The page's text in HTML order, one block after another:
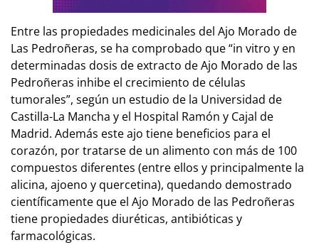
Entre las propiedades medicinales del Ajo Morado de
Las Pedroñeras, se ha comprobado que “in vitro y en
determinadas dosis de extracto de Ajo Morado de las
Pedroñeras inhibe el crecimiento de células
tumorales”, según un estudio de la Universidad de
Castilla-La Mancha y el Hospital Ramón y Cajal de
Madrid. Además este ajo tiene beneficios para el
corazón, por tratarse de un alimento con más de 100
compuestos diferentes (entre ellos y principalmente la
alicina, ajoeno y quercetina), quedando demostrado
científicamente que el Ajo Morado de las Pedroñeras
tiene propiedades diuréticas, antibióticas y
farmacológicas.